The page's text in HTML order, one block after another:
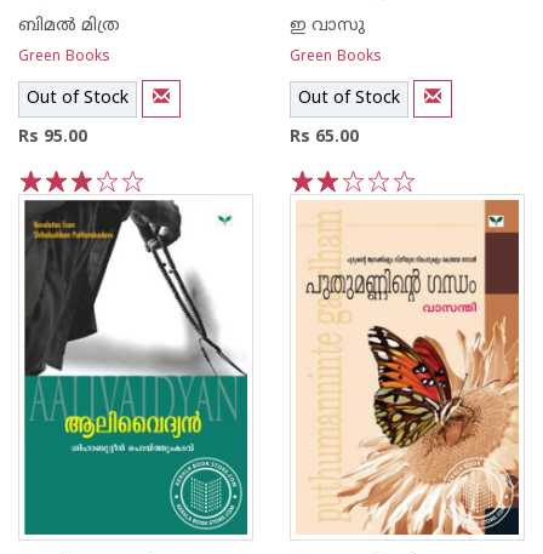
ബിമല്‍ മിത്ര
Green Books
Out of Stock
Rs 95.00
5
4
3
2
1
ഇ വാസു
Green Books
Out of Stock
Rs 65.00
5
4
3
2
1